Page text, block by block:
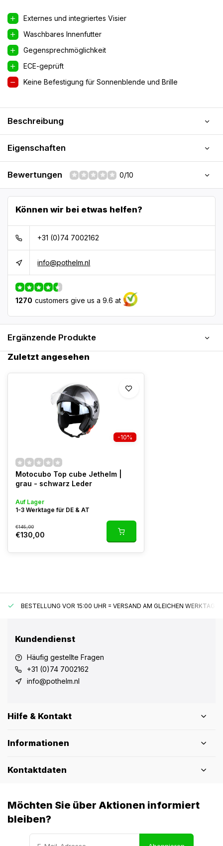
Externes und integriertes Visier
Waschbares Innenfutter
Gegensprechmöglichkeit
ECE-geprüft
Keine Befestigung für Sonnenblende und Brille
Beschreibung
Eigenschaften
Bewertungen 0/10
Können wir bei etwas helfen?
+31 (0)74 7002162
info@pothelm.nl
1270 customers give us a 9.6 at
Ergänzende Produkte
Zuletzt angesehen
-10%
Motocubo Top cube Jethelm |
grau - schwarz Leder
Auf Lager
1-3 Werktage für DE & AT
€145,00
€130,00
BESTELLUNG VOR 15:00 UHR = VERSAND AM GLEICHEN WERKTAG*
Kundendienst
Häufig gestellte Fragen
+31 (0)74 7002162
info@pothelm.nl
Hilfe & Kontakt
Informationen
Kontaktdaten
Möchten Sie über Aktionen informiert
bleiben?